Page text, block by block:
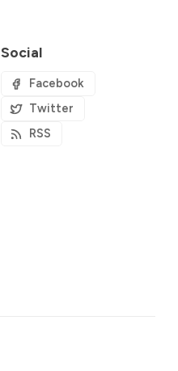
Social
Facebook
Twitter
RSS